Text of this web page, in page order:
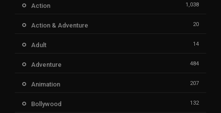
Action 1,038
Action & Adventure 20
Adult 14
Adventure 484
Animation 207
Bollywood 132